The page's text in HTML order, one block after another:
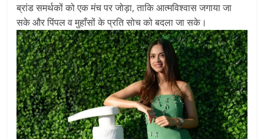
ब्रांड समर्थकों को एक मंच पर जोड़ा, ताकि आत्मविश्वास जगाया जा
सके और पिंपल व मुहाँसों के प्रति सोच को बदला जा सके।